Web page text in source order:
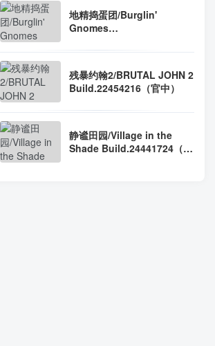
地精捣蛋团/Burglin'
Gnomes
残暴约翰2/BRUTAL JOHN 2
Build.22454216（官中）
静谧田园/Village in the
Shade Build.24441724（官